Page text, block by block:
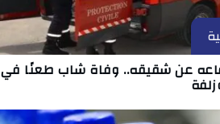
عن شقيقه.. وفاة شاب طعنًا في